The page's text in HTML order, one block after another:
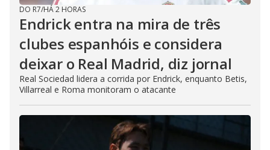
DO R7/HÁ 2 HORAS
Endrick entra na mira de três
clubes espanhóis e considera
deixar o Real Madrid, diz jornal
Real Sociedad lidera a corrida por Endrick, enquanto Betis,
Villarreal e Roma monitoram o atacante